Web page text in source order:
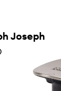
Joseph